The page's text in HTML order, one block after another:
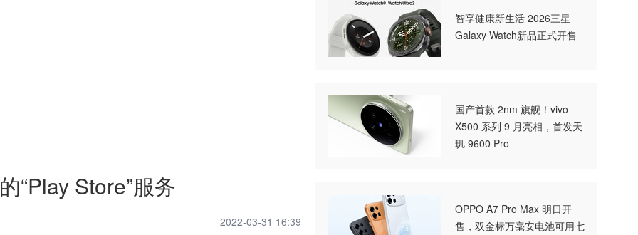
“Play Store”服务
2022-03-31 16:39
智享健康新生活 2026三星
Galaxy Watch新品正式开售
国产首款 2nm 旗舰！vivo
X500 系列 9 月亮相，首发天
玑 9600 Pro
OPPO A7 Pro Max 明日开
售，双金标万毫安电池可用七